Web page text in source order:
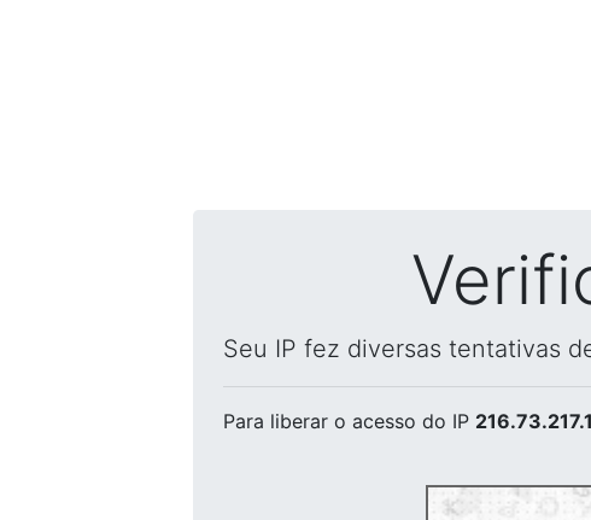
Seu IP fez diversas tentativas
Para liberar o acesso do IP